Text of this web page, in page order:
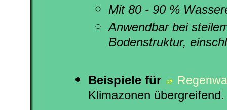
Mit 80 - 90 %
Anwendbar bei
Bodenstruktur,
Beispiele für
Klimazonen übergreifend.